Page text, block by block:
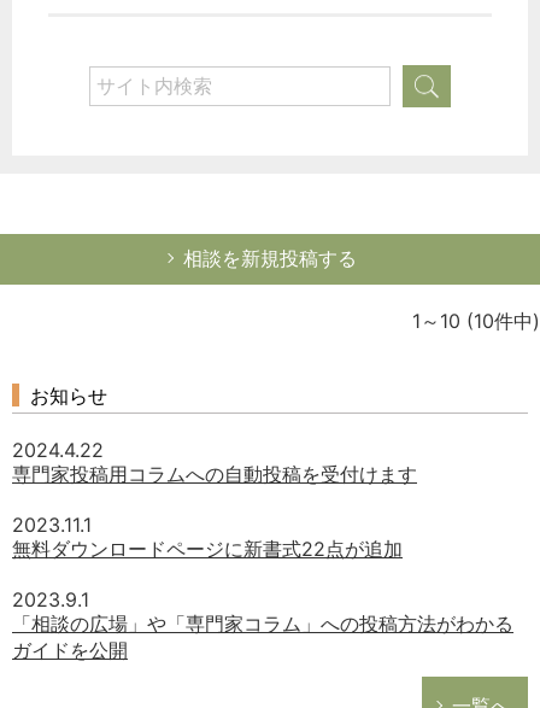
相談を新規投稿する
1～10 (10件中)
お知らせ
2024.4.22
専門家投稿用コラムへの自動投稿を受付けます
2023.11.1
無料ダウンロードページに新書式22点が追加
2023.9.1
「相談の広場」や「専門家コラム」への投稿方法がわかる
ガイドを公開